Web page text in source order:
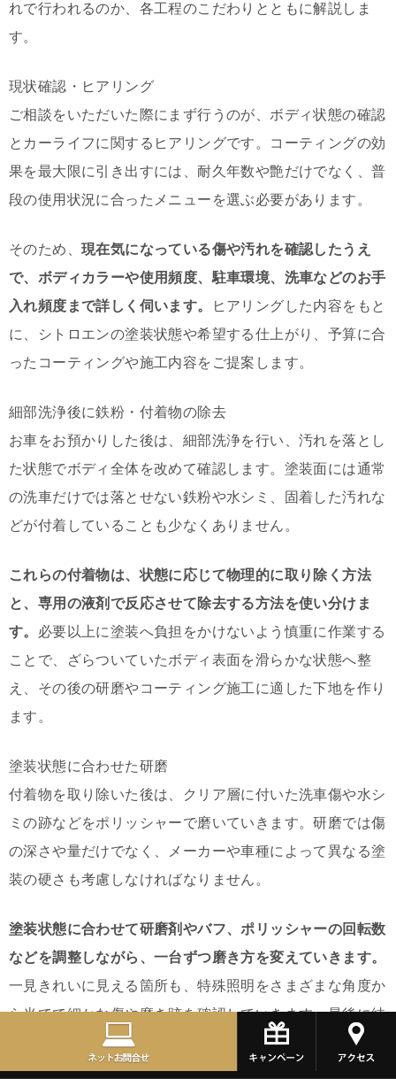
れで行われるのか、各工程のこだわりとともに解説しま
す。
現状確認・ヒアリング
ご相談をいただいた際にまず行うのが、ボディ状態の確認
とカーライフに関するヒアリングです。コーティングの効
果を最大限に引き出すには、耐久年数や艶だけでなく、普
段の使用状況に合ったメニューを選ぶ必要があります。
そのため、 現在気になっている傷や汚れを確認したうえ
で、ボディカラーや使用頻度、駐車環境、洗車などのお手
入れ頻度まで詳しく伺います。
ヒアリングした内容をもと
に、シトロエンの塗装状態や希望する仕上がり、予算に合
ったコーティングや施工内容をご提案します。
細部洗浄後に鉄粉・付着物の除去
お車をお預かりした後は、細部洗浄を行い、汚れを落とし
た状態でボディ全体を改めて確認します。塗装面には通常
の洗車だけでは落とせない鉄粉や水シミ、固着した汚れな
どが付着していることも少なくありません。
これらの付着物は、状態に応じて物理的に取り除く方法
と、専用の液剤で反応させて除去する方法を使い分けま
す。 必要以上に塗装へ負担をかけないよう慎重に作業する
ことで、ざらついていたボディ表面を滑らかな状態へ整
え、その後の研磨やコーティング施工に適した下地を作り
ます。
塗装状態に合わせた研磨
付着物を取り除いた後は、クリア層に付いた洗車傷や水シ
ミの跡などをポリッシャーで磨いていきます。研磨では傷
の深さや量だけでなく、メーカーや車種によって異なる塗
装の硬さも考慮しなければなりません。
塗装状態に合わせて研磨剤やバフ、ポリッシャーの回転数
などを調整しながら、一台ずつ磨き方を変えていきます。
一見きれいに見える箇所も、特殊照明をさまざまな角度か
ら当てて細かな傷や磨き跡を確認していきます。最後に純
水で研磨剤などを洗い流し、油分を取り除いてコーティン
グが密着しやすい塗装面へ仕上げる流れです。